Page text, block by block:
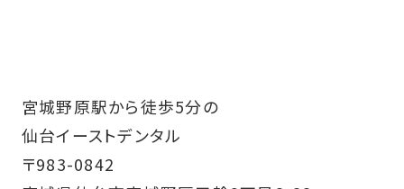
宮城野原駅から徒歩5分の
仙台イーストデンタル
〒983-0842